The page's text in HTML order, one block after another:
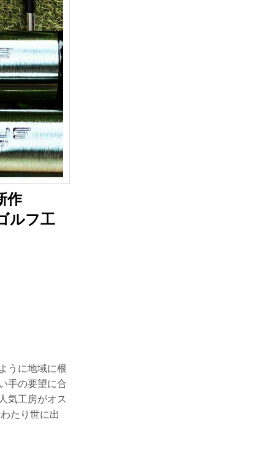
作
ルフ工
うに地域に根
手の要望に合
気工房がオス
たり世に出